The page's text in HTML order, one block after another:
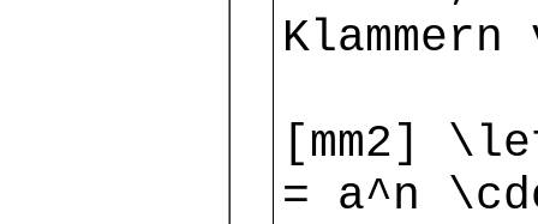
[mm2]
= a^n